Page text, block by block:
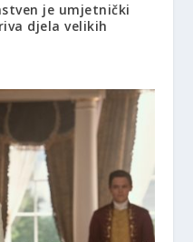
je umjetnički
djela velikih